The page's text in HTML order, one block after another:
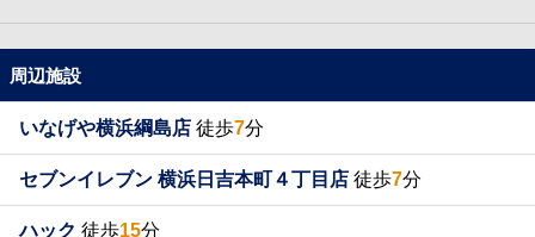
周辺施設
いなげや横浜綱島店 徒歩7分
セブンイレブン 横浜日吉本町４丁目店 徒歩7分
ハック 徒歩15分